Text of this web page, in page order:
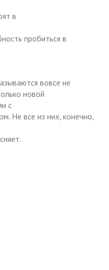
в
пробиться в
вовсе не
новой
с
Не все из них, конечно,